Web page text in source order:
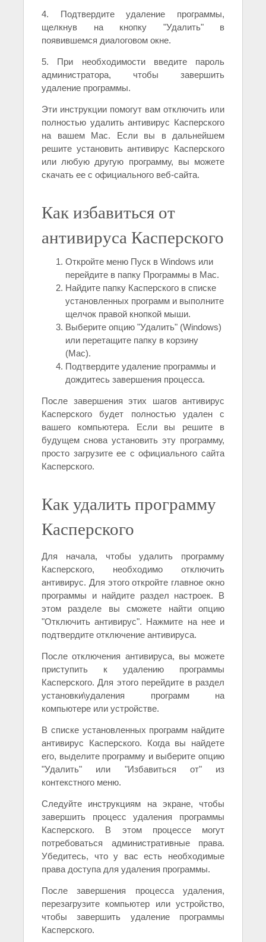
4. Подтвердите удаление программы,
щелкнув на кнопку "Удалить" в
появившемся диалоговом окне.
5. При необходимости введите пароль
администратора, чтобы завершить
удаление программы.
Эти инструкции помогут вам отключить или
полностью удалить антивирус Касперского
на вашем Mac. Если вы в дальнейшем
решите установить антивирус Касперского
или любую другую программу, вы можете
скачать ее с официального веб-сайта.
Как избавиться от
антивируса Касперского
Откройте меню Пуск в Windows или
перейдите в папку Программы в Mac.
Найдите папку Касперского в списке
установленных программ и выполните
щелчок правой кнопкой мыши.
Выберите опцию "Удалить" (Windows)
или перетащите папку в корзину
(Mac).
Подтвердите удаление программы и
дождитесь завершения процесса.
После завершения этих шагов антивирус
Касперского будет полностью удален с
вашего компьютера. Если вы решите в
будущем снова установить эту программу,
просто загрузите ее с официального сайта
Касперского.
Как удалить программу
Касперского
Для начала, чтобы удалить программу
Касперского, необходимо отключить
антивирус. Для этого откройте главное окно
программы и найдите раздел настроек. В
этом разделе вы сможете найти опцию
"Отключить антивирус". Нажмите на нее и
подтвердите отключение антивируса.
После отключения антивируса, вы можете
приступить к удалению программы
Касперского. Для этого перейдите в раздел
установки\удаления программ на
компьютере или устройстве.
В списке установленных программ найдите
антивирус Касперского. Когда вы найдете
его, выделите программу и выберите опцию
"Удалить" или "Избавиться от" из
контекстного меню.
Следуйте инструкциям на экране, чтобы
завершить процесс удаления программы
Касперского. В этом процессе могут
потребоваться административные права.
Убедитесь, что у вас есть необходимые
права доступа для удаления программы.
После завершения процесса удаления,
перезагрузите компьютер или устройство,
чтобы завершить удаление программы
Касперского.